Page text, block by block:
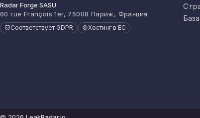
Radar Forge SASU
60 rue François 1er, 75008 Париж, Франция
Соответствует GDPR Хостинг в ЕС